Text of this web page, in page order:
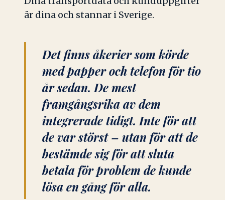
är dina och stannar i Sverige.
Det finns åkerier som körde
med papper och telefon för tio
år sedan. De mest
framgångsrika av dem
integrerade tidigt. Inte för att
de var störst – utan för att de
bestämde sig för att sluta
betala för problem de kunde
lösa en gång för alla.